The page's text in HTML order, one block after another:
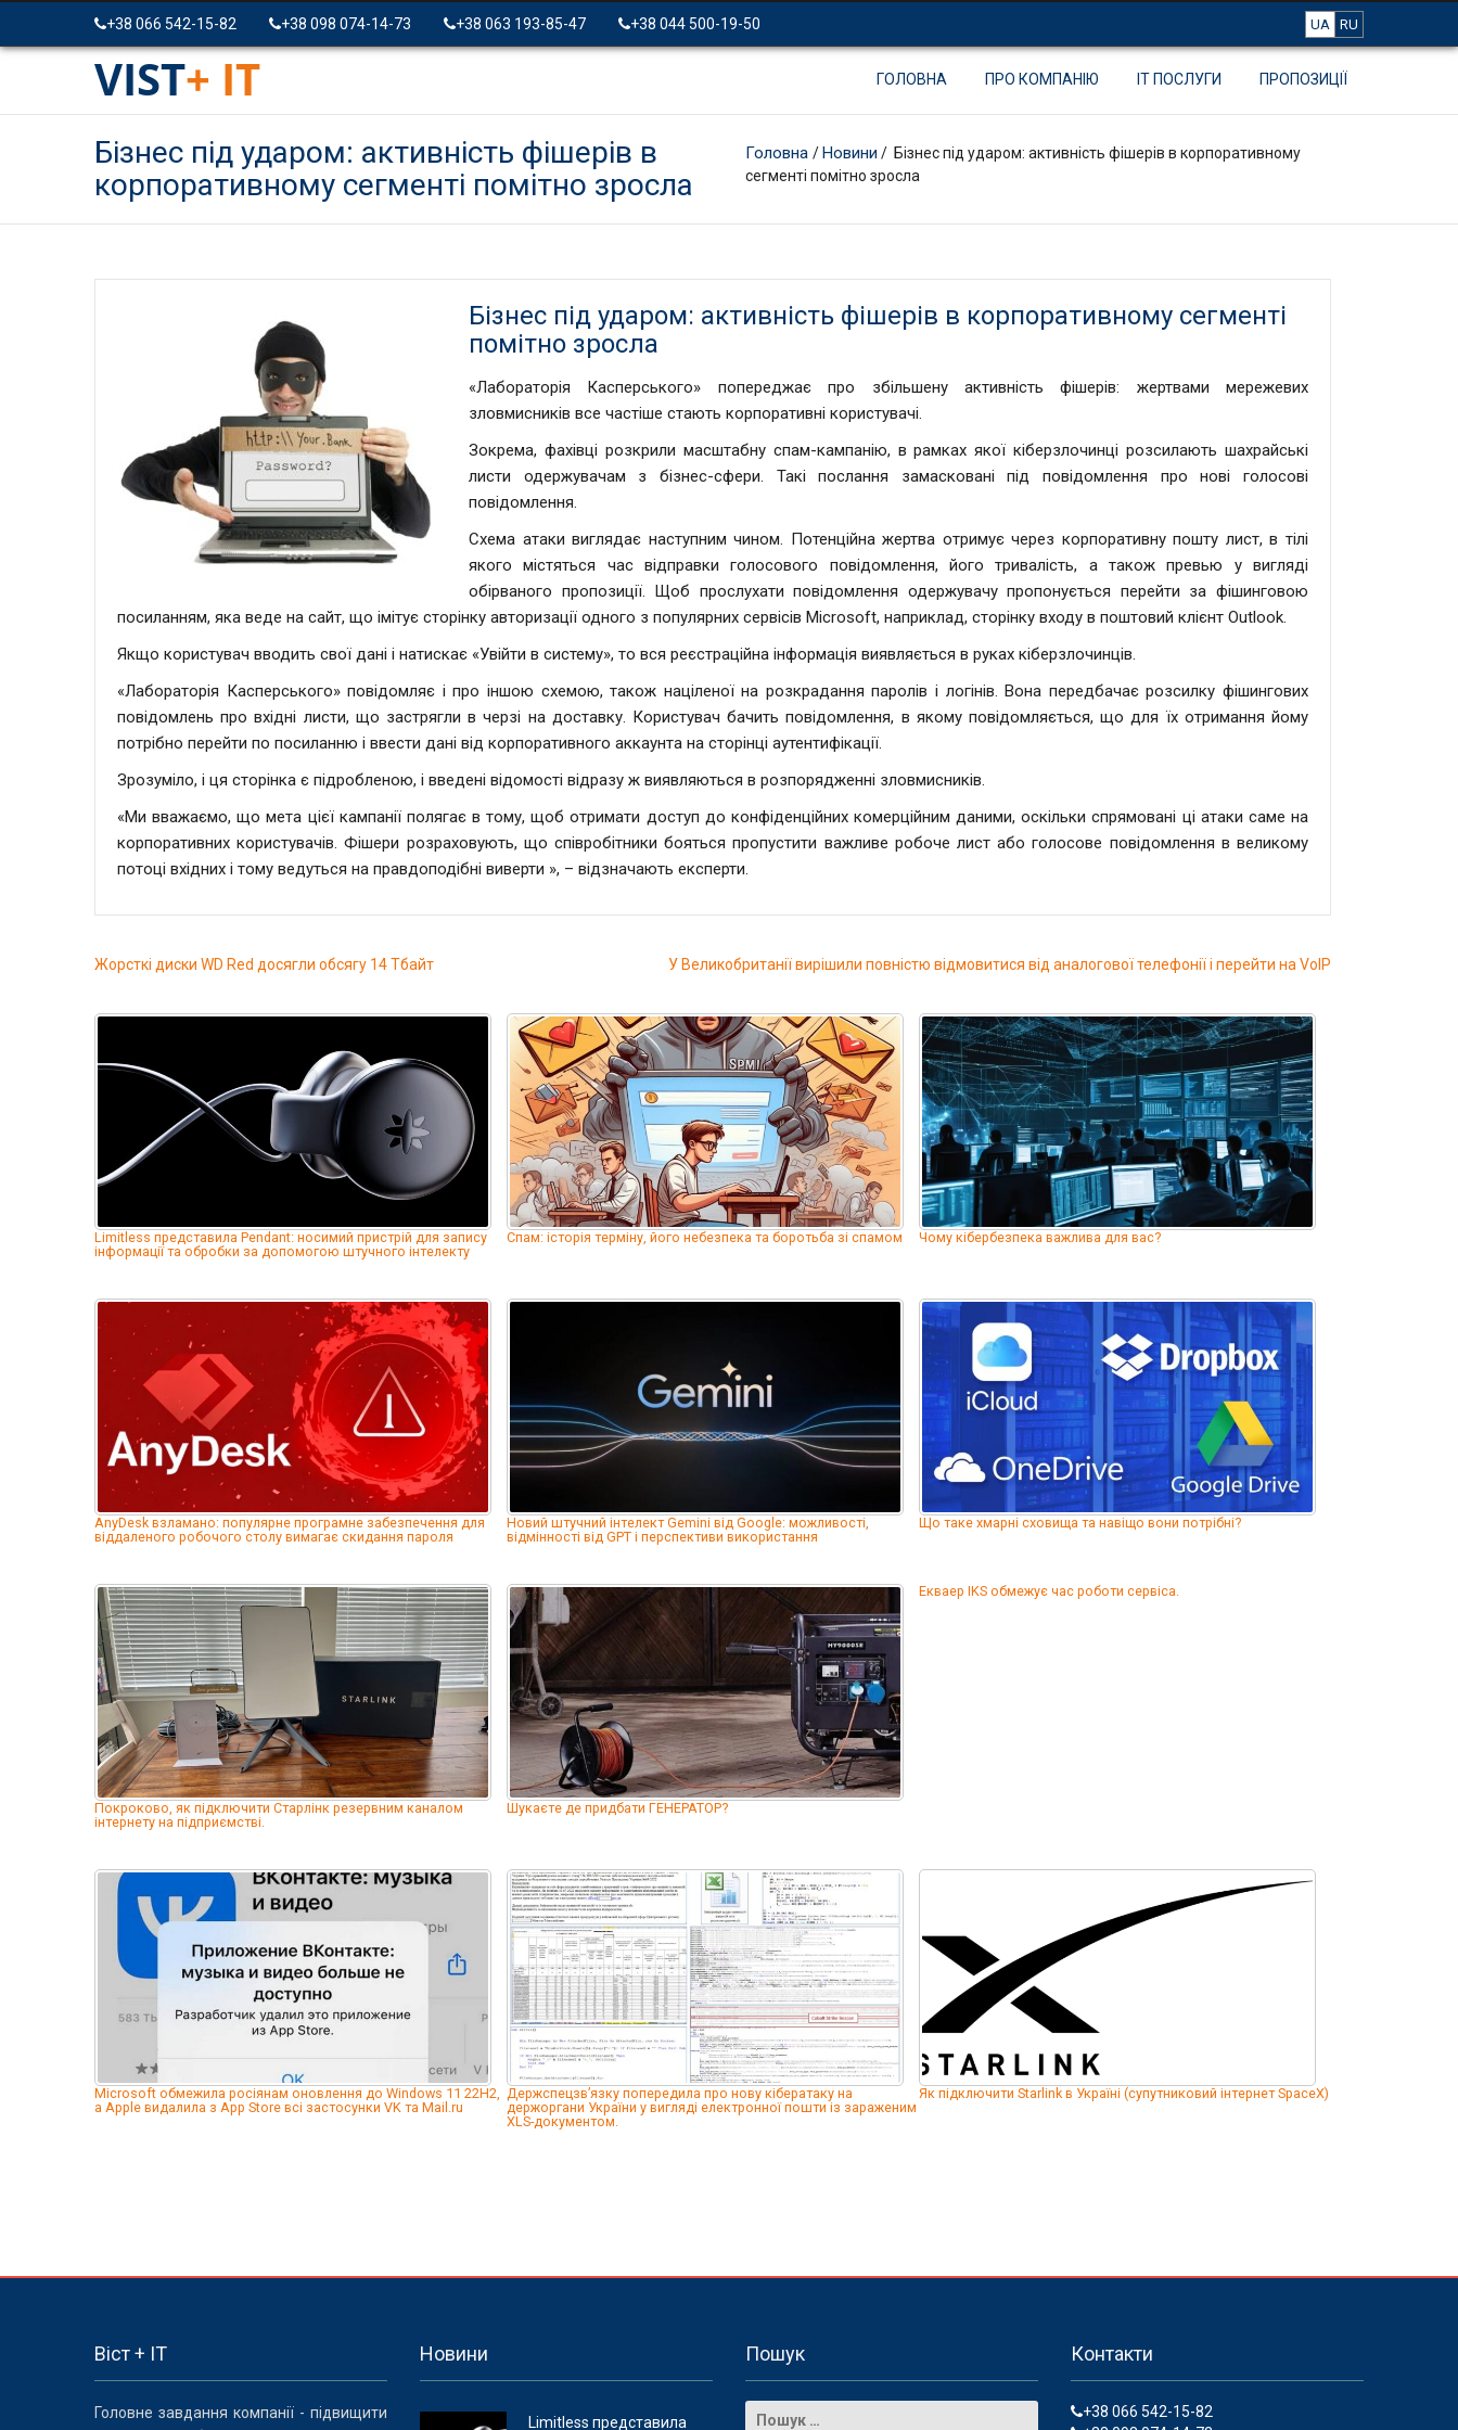
+38 066 542-15-82 +38 098 074-14-73 +38 063 193-85-47 +38 044 500-19-50 UA RU
VIST+ IT ГОЛОВНА ПРО КОМПАНІЮ IT ПОСЛУГИ ПРОПОЗИЦІЇ
Бізнес під ударом: активність фішерів в
корпоративному сегменті помітно зросла
Головна /Новини / Бізнес під ударом: активність фішерів в корпоративному
сегменті помітно зросла
Бізнес під ударом: активність фішерів в корпоративному сегменті
помітно зросла
«Лабораторія Касперського» попереджає про збільшену активність фішерів: жертвами мережевих
зловмисників все частіше стають корпоративні користувачі.
Зокрема, фахівці розкрили масштабну спам-кампанію, в рамках якої кіберзлочинці розсилають шахрайські
листи одержувачам з бізнес-сфери. Такі послання замасковані під повідомлення про нові голосові
повідомлення.
Схема атаки виглядає наступним чином. Потенційна жертва отримує через корпоративну пошту лист, в тілі
якого містяться час відправки голосового повідомлення, його тривалість, а також превью у вигляді
обірваного пропозиції. Щоб прослухати повідомлення одержувачу пропонується перейти за фішинговою
посиланням, яка веде на сайт, що імітує сторінку авторизації одного з популярних сервісів Microsoft, наприклад, сторінку входу в поштовий клієнт Outlook.
Якщо користувач вводить свої дані і натискає «Увійти в систему», то вся реєстраційна інформація виявляється в руках кіберзлочинців.
«Лабораторія Касперського» повідомляє і про іншою схемою, також націленої на розкрадання паролів і логінів. Вона передбачає розсилку фішингових
повідомлень про вхідні листи, що застрягли в черзі на доставку. Користувач бачить повідомлення, в якому повідомляється, що для їх отримання йому
потрібно перейти по посиланню і ввести дані від корпоративного аккаунта на сторінці аутентифікації.
Зрозуміло, і ця сторінка є підробленою, і введені відомості відразу ж виявляються в розпорядженні зловмисників.
«Ми вважаємо, що мета цієї кампанії полягає в тому, щоб отримати доступ до конфіденційних комерційним даними, оскільки спрямовані ці атаки саме на
корпоративних користувачів. Фішери розраховують, що співробітники бояться пропустити важливе робоче лист або голосове повідомлення в великому
потоці вхідних і тому ведуться на правдоподібні виверти », – відзначають експерти.
Жорсткі диски WD Red досягли обсягу 14 Тбайт У Великобританії вирішили повністю відмовитися від аналогової телефонії і перейти на VoIP
Limitless представила Pendant: носимий пристрій для запису
інформації та обробки за допомогою штучного інтелекту
Спам: історія терміну, його небезпека та боротьба зі спамом Чому кібербезпека важлива для вас?
AnyDesk взламано: популярне програмне забезпечення для
віддаленого робочого столу вимагає скидання пароля
Новий штучний інтелект Gemini від Google: можливості,
відмінності від GPT і перспективи використання
Що таке хмарні сховища та навіщо вони потрібні?
Покроково, як підключити Старлінк резервним каналом
інтернету на підприємстві.
Шукаєте де придбати ГЕНЕРАТОР?
Екваер IKS обмежує час роботи сервіса.
Microsoft обмежила росіянам оновлення до Windows 11 22H2,
а Apple видалила з App Store всі застосунки VK та Mail.ru
Держспецзв’язку попередила про нову кібератаку на
держоргани України у вигляді електронної пошти із зараженим
XLS-документом.
Як підключити Starlink в Україні (супутниковий інтернет SpaceX)
Віст + IT
Головне завдання компанії - підвищити
Новини
Limitless представила
Пошук Контакти
+38 066 542-15-82